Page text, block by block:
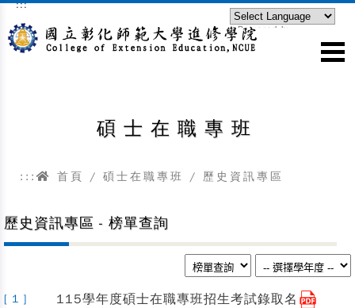
跳到主要內容區塊
:::
Powered by
碩士在職專班
::: 首頁 / 碩士在職專班 / 歷史資訊專區
歷史資訊專區 - 榜單查詢
[ 1 ]
115學年度碩士在職專班招生考試錄取名